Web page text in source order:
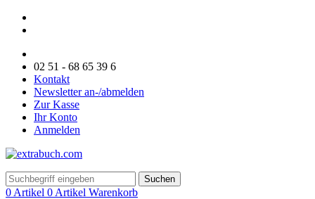
02 51 - 68 65 39 6
Kontakt
Newsletter an-/abmelden
Zur Kasse
Ihr Konto
Anmelden
Suchen
0 Artikel 0 Artikel Warenkorb